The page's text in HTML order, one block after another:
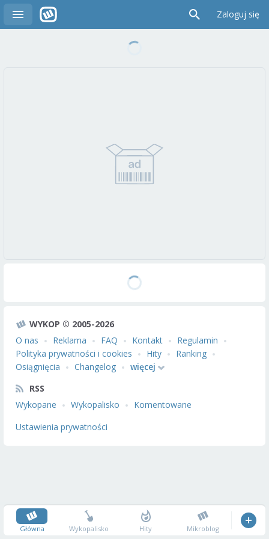
Zaloguj się
WYKOP © 2005-2026
O nas
Reklama FAQ Kontakt
Regulamin
Polityka prywatności i cookies
Hity
Ranking
Osiągnięcia
Changelog
więcej
RSS
Wykopane
Wykopalisko
Komentowane
Ustawienia prywatności
Główna Wykopalisko Hity Mikroblog